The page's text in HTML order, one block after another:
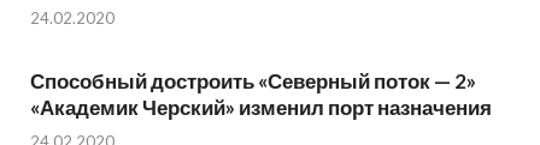
24.02.2020
Способный достроить «Северный поток — 2»
«Академик Черский» изменил порт назначения